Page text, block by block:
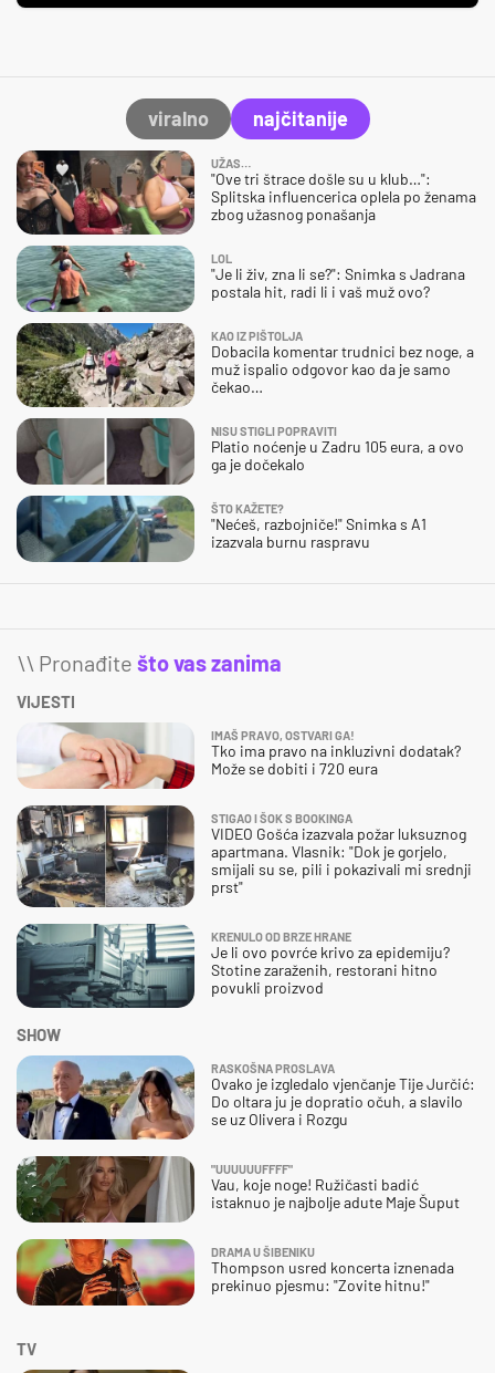
viralno najčitanije
UŽAS…
"Ove tri štrace došle su u klub…":
Splitska influencerica oplela po ženama
zbog užasnog ponašanja
LOL
"Je li živ, zna li se?": Snimka s Jadrana
postala hit, radi li i vaš muž ovo?
KAO IZ PIŠTOLJA
Dobacila komentar trudnici bez noge, a
muž ispalio odgovor kao da je samo
čekao…
NISU STIGLI POPRAVITI
Platio noćenje u Zadru 105 eura, a ovo
ga je dočekalo
ŠTO KAŽETE?
"Nećeš, razbojniče!" Snimka s A1
izazvala burnu raspravu
\\ Pronađite što vas zanima
VIJESTI
IMAŠ PRAVO, OSTVARI GA!
Tko ima pravo na inkluzivni dodatak?
Može se dobiti i 720 eura
STIGAO I ŠOK S BOOKINGA
VIDEO Gošća izazvala požar luksuznog
apartmana. Vlasnik: "Dok je gorjelo,
smijali su se, pili i pokazivali mi srednji
prst"
KRENULO OD BRZE HRANE
Je li ovo povrće krivo za epidemiju?
Stotine zaraženih, restorani hitno
povukli proizvod
SHOW
RASKOŠNA PROSLAVA
Ovako je izgledalo vjenčanje Tije Jurčić:
Do oltara ju je dopratio očuh, a slavilo
se uz Olivera i Rozgu
"UUUUUUFFFF"
Vau, koje noge! Ružičasti badić
istaknuo je najbolje adute Maje Šuput
DRAMA U ŠIBENIKU
Thompson usred koncerta iznenada
prekinuo pjesmu: "Zovite hitnu!"
TV